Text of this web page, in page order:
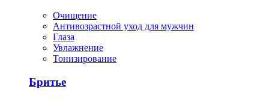
Очищение
Антивозрастной уход для мужчин
Глаза
Увлажнение
Тонизирование
Бритье